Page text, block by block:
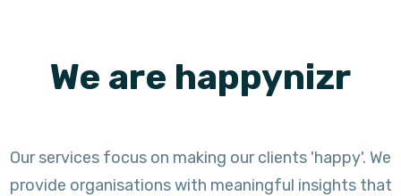
We are happynizr
Our services focus on making our clients 'happy'. We
provide organisations with meaningful insights that